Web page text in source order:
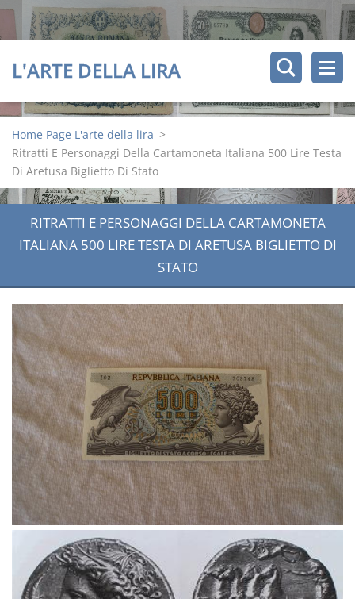
L'ARTE DELLA LIRA
Home Page L'arte della lira >
Ritratti E Personaggi Della Cartamoneta Italiana 500 Lire Testa
Di Aretusa Biglietto Di Stato
RITRATTI E PERSONAGGI DELLA CARTAMONETA
ITALIANA 500 LIRE TESTA DI ARETUSA BIGLIETTO DI
STATO